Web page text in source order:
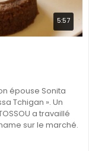
5:57
épouse Sonita
Tchigan ». Un
a travaillé
sur le marché.